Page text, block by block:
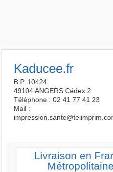
Kaducee.fr
B.P. 10424
49104 ANGERS Cédex 2
Téléphone : 02 41 77 41 23
Mail :
Livraison en
Métropolitaine